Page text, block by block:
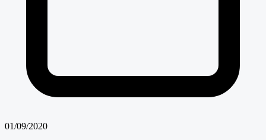
01/09/2020